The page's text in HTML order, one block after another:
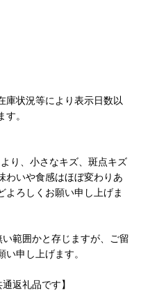
庫状況等により表示日数以
。
り、小さなキズ、斑点キズ
わいや食感はほぼ変わりあ
よろしくお願い申し上げま
範囲かと存じますが、ご留
申し上げます。
返礼品です】